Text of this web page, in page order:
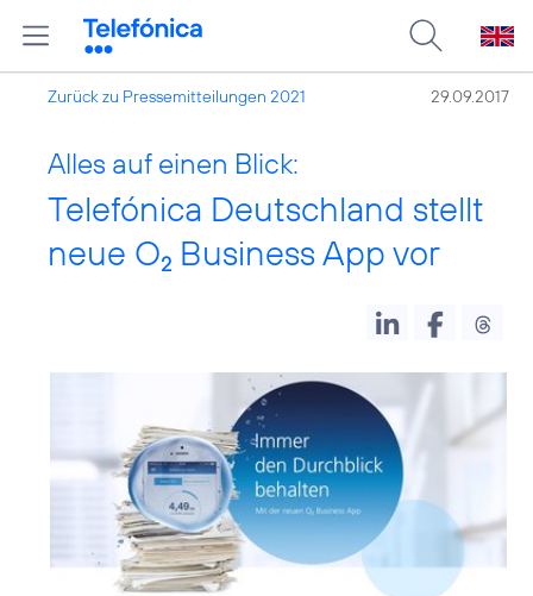
Zurück zu Pressemitteilungen 2021 29.09.2017
Alles auf einen Blick:
Telefónica Deutschland stellt
neue O2 Business App vor